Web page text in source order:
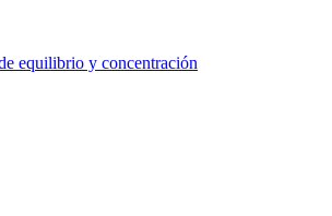
equilibrio y concentración